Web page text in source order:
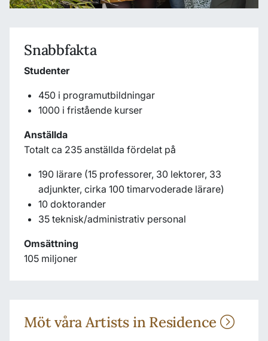
Snabbfakta
Studenter
450 i programutbildningar
1000 i fristående kurser
Anställda
Totalt ca 235 anställda fördelat på
190 lärare (15 professorer, 30 lektorer, 33
adjunkter, cirka 100 timarvoderade lärare)
10 doktorander
35 teknisk/administrativ personal
Omsättning
105 miljoner
Möt våra Artists in Residence